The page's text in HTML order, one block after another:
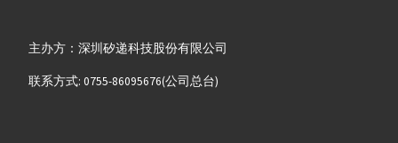
主办方：深圳矽递科技股份有限公司
联系方式: 0755-86095676(公司总台)